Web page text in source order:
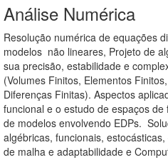
Análise Numérica
Resolução numérica de equações
modelos não lineares, Projeto de
sua precisão, estabilidade e
(Volumes Finitos, Elementos
Diferenças Finitas). Aspectos
funcional e o estudo de espaços
de modelos envolvendo EDPs.
algébricas, funcionais,
de malha e adaptabilidade e